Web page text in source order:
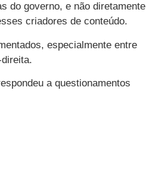
do governo, e não diretamente
criadores de conteúdo.
especialmente entre
a questionamentos